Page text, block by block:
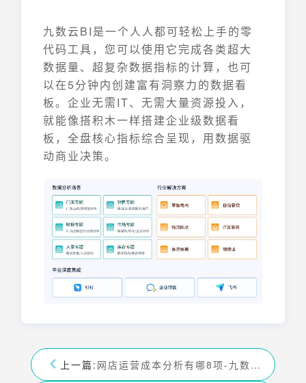
九数云BI是一个人人都可轻松上手的零
代码工具，您可以使用它完成各类超大
数据量、超复杂数据指标的计算，也可
以在5分钟内创建富有洞察力的数据看
板。企业无需IT、无需大量资源投入，
就能像搭积木一样搭建企业级数据看
板，全盘核心指标综合呈现，用数据驱
动商业决策。
上一篇: 网店运营成本分析有哪8项-九数云BI